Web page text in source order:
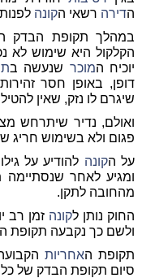
הדירה רשאי הקונה
במהלך תקופת הבדק
הקלקול היא שימוש לא
יוכיח המוכר שנעשה ב
דופן, באופן חסר
שיגרם לו נזק, שאין
ואולם, נדיר שיתרחש
פגום ולא בשימוש חריג
על הקונה להודיע על
ומגיע לאחר שנסתיימה
מהחובה לתקן.
החוק נותן לקונה זמן רב
ולשם כך נקבעה תקופת ה
תקופת האחריות
סיום תקופת הבדק של כל